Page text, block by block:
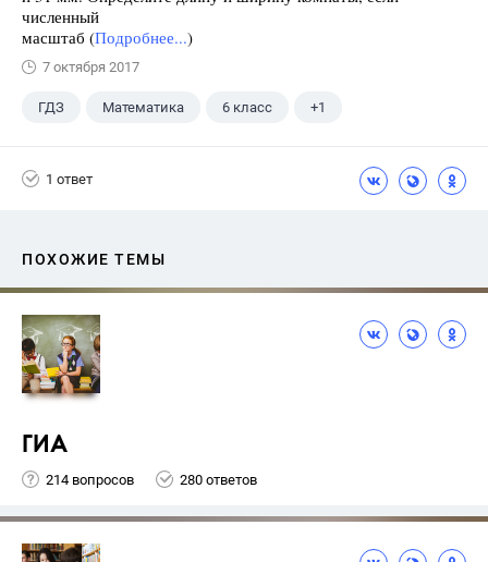
численный
масштаб (Подробнее...)
7 октября 2017
ГДЗ Математика 6 класс +1
1 ответ
ПОХОЖИЕ ТЕМЫ
ГИА
214 вопросов 280 ответов